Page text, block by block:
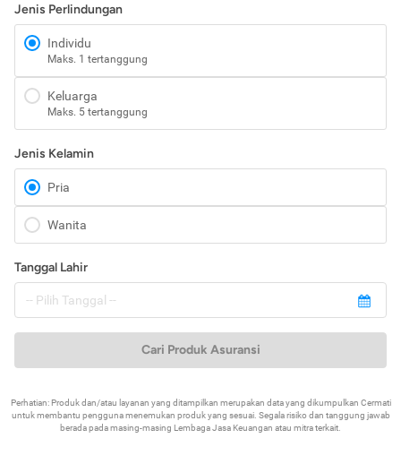
Jenis Perlindungan
Individu
Maks. 1 tertanggung
Keluarga
Maks. 5 tertanggung
Jenis Kelamin
Pria
Wanita
Tanggal Lahir
Cari Produk Asuransi
Perhatian: Produk dan/atau layanan yang ditampilkan merupakan data yang dikumpulkan Cermati
untuk membantu pengguna menemukan produk yang sesuai. Segala risiko dan tanggung jawab
berada pada masing-masing Lembaga Jasa Keuangan atau mitra terkait.